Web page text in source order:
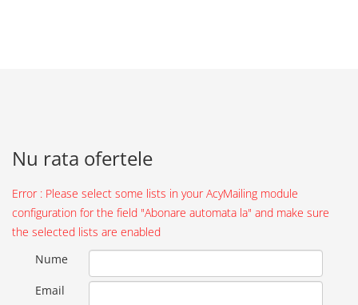
Nu rata ofertele
Error : Please select some lists in your AcyMailing module
configuration for the field "Abonare automata la" and make sure
the selected lists are enabled
Nume
Email